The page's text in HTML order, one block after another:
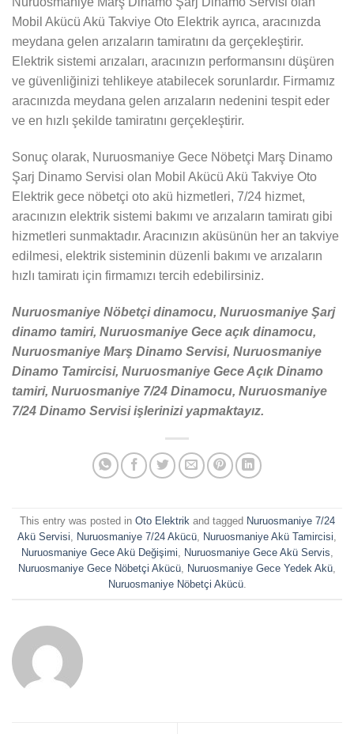
Mobil Akücü Akü Takviye Oto Elektrik ayrıca, aracınızda
meydana gelen arızaların tamiratını da gerçekleştirir.
Elektrik sistemi arızaları, aracınızın performansını düşüren
ve güvenliğinizi tehlikeye atabilecek sorunlardır. Firmamız
aracınızda meydana gelen arızaların nedenini tespit eder
ve en hızlı şekilde tamiratını gerçekleştirir.
Sonuç olarak, Nuruosmaniye Gece Nöbetçi Marş Dinamo
Şarj Dinamo Servisi olan Mobil Akücü Akü Takviye Oto
Elektrik gece nöbetçi oto akü hizmetleri, 7/24 hizmet,
aracınızın elektrik sistemi bakımı ve arızaların tamiratı gibi
hizmetleri sunmaktadır. Aracınızın aküsünün her an takviye
edilmesi, elektrik sisteminin düzenli bakımı ve arızaların
hızlı tamiratı için firmamızı tercih edebilirsiniz.
Nuruosmaniye Nöbetçi dinamocu, Nuruosmaniye Şarj
dinamo tamiri, Nuruosmaniye Gece açık dinamocu,
Nuruosmaniye Marş Dinamo Servisi, Nuruosmaniye
Dinamo Tamircisi, Nuruosmaniye Gece Açık Dinamo
tamiri, Nuruosmaniye 7/24 Dinamocu, Nuruosmaniye
7/24 Dinamo Servisi işlerinizi yapmaktayız.
This entry was posted in Oto Elektrikand tagged Nuruosmaniye 7/24
Akü Servisi, Nuruosmaniye 7/24 Akücü, Nuruosmaniye Akü Tamircisi,
Nuruosmaniye Gece Akü Değişimi, Nuruosmaniye Gece Akü Servis,
Nuruosmaniye Gece Nöbetçi Akücü, Nuruosmaniye Gece Yedek Akü,
Nuruosmaniye Nöbetçi Akücü.